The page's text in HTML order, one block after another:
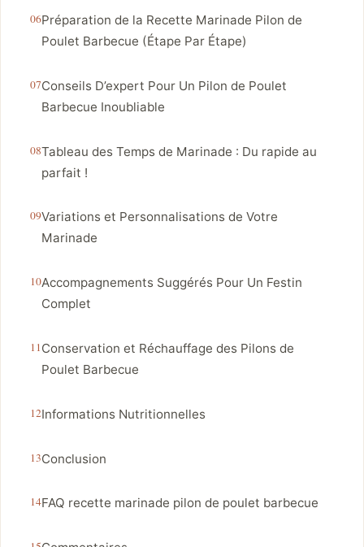
Préparation de la Recette Marinade Pilon de
Poulet Barbecue (Étape Par Étape)
Conseils D’expert Pour Un Pilon de Poulet
Barbecue Inoubliable
Tableau des Temps de Marinade : Du rapide au
parfait !
Variations et Personnalisations de Votre
Marinade
Accompagnements Suggérés Pour Un Festin
Complet
Conservation et Réchauffage des Pilons de
Poulet Barbecue
Informations Nutritionnelles
Conclusion
FAQ recette marinade pilon de poulet barbecue